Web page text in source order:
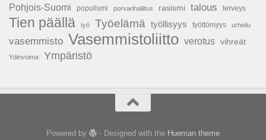
Pohjois-Suomi
populismi porvarihallitus rasismi talous terveys
Tien päällä työ Työelämä työllisyys työttömyys urheilu
vasemmisto Vasemmistoliitto verotus vihreät
Ydinvoima Ympäristö
Powered by - Designed with the Hueman theme